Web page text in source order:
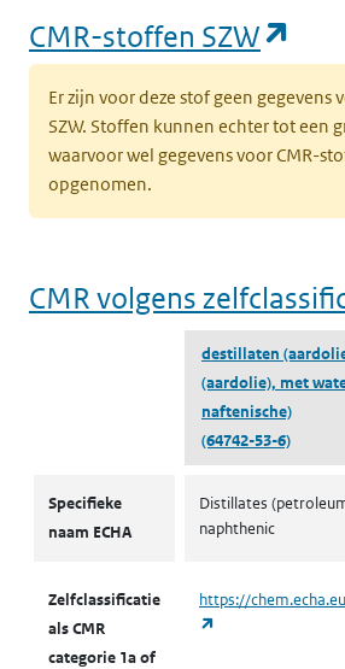
CMR-stoffen SZW
Er zijn voor deze stof geen gegevens
SZW. Stoffen kunnen echter tot een
waarvoor wel gegevens voor CMR-
opgenomen.
CMR volgens
destillaten
(aardolie), met
naftenische)
(64742-53-6)
Specifieke
naam ECHA
Distillates
naphthenic
Zelfclassificatie
als CMR
categorie 1a of
https://